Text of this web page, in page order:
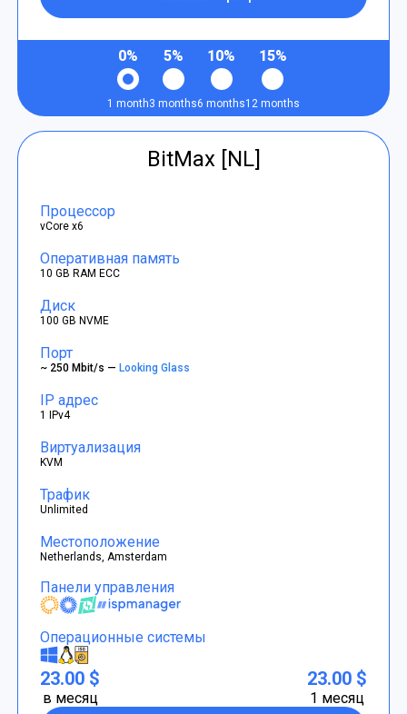
0%
1 month
5%
3 months
10%
6 months
15%
12 months
BitMax [NL]
Процессор
vCore x6
Оперативная память
10 GB RAM ECC
Диск
100 GB NVME
Порт
~ 250 Mbit/s —Looking Glass
IP адрес
1 IPv4
Виртуализация
KVM
Трафик
Unlimited
Местоположение
Netherlands, Amsterdam
Панели управления
Операционные системы
23.00 $
в месяц
23.00 $
1 месяц